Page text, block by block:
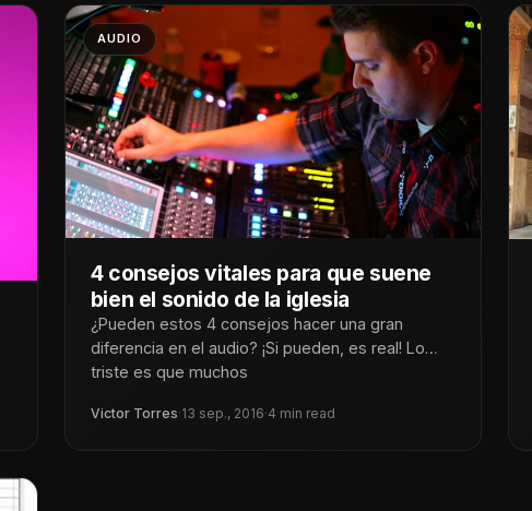
AUDIO
4 consejos vitales para que suene
bien el sonido de la iglesia
¿Pueden estos 4 consejos hacer una gran
diferencia en el audio? ¡Si pueden, es real! Lo
triste es que muchos
Victor Torres·13 sep., 2016·4 min read